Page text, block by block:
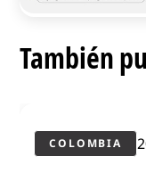
También
COLOMBIA